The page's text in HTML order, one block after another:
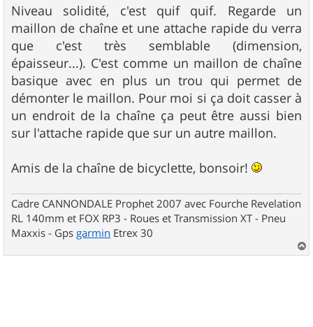
s
s
a
g
e
Niveau solidité, c'est quif quif. Regarde un
maillon de chaîne et une attache rapide du verra
que c'est très semblable (dimension,
épaisseur...). C'est comme un maillon de chaîne
basique avec en plus un trou qui permet de
démonter le maillon. Pour moi si ça doit casser à
un endroit de la chaîne ça peut être aussi bien
sur l'attache rapide que sur un autre maillon.
Amis de la chaîne de bicyclette, bonsoir!
Cadre CANNONDALE Prophet 2007 avec Fourche Revelation
RL 140mm et FOX RP3 - Roues et Transmission XT - Pneu
Maxxis - Gps garmin Etrex 30
a